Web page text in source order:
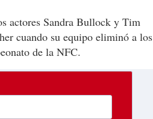
actores Sandra Bullock y Tim
cuando su equipo eliminó a los
de la NFC.